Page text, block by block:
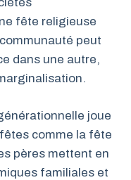
fête religieuse
peut
dans une autre,
joue
comme la fête
pères mettent en
familiales et